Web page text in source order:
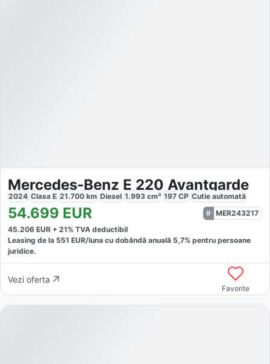
Mercedes-Benz E 220 Avantgarde
2024 Clasa E 21.700 km Diesel 1.993 cm³ 197 CP Cutie automată
54.699 EUR
MER243217
45.206 EUR + 21% TVA deductibil
Leasing de la 551 EUR/luna cu dobăndă anuală 5,7% pentru persoane
juridice.
Vezi oferta
Favorite